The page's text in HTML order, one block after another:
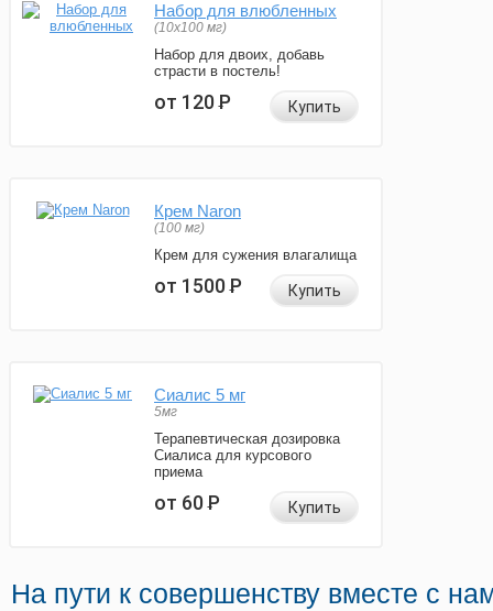
Набор для влюбленных
(10х100 мг)
Набор для двоих, добавь
страсти в постель!
от 120Р Купить
Крем Naron
(100 мг)
Крем для сужения влагалища
от 1500Р Купить
Сиалис 5 мг
5мг
Терапевтическая дозировка
Сиалиса для курсового
приема
от 60Р Купить
На пути к совершенству вместе с